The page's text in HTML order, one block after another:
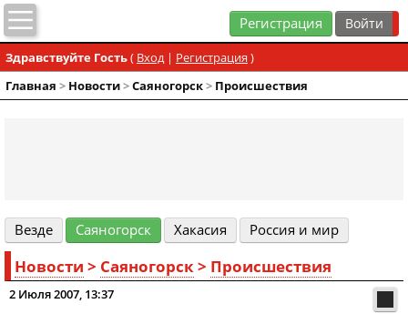
Регистрация
Здравствуйте Гость( Вход| Регистрация )
Главная > Новости>Cаяногорск> Происшествия
Везде Cаяногорск Хакасия Россия и мир
Новости > Cаяногорск> Происшествия
2 Июля 2007, 13:37